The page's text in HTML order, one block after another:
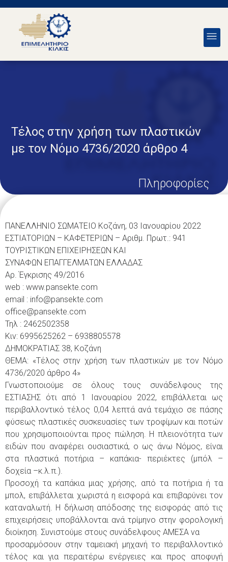
Τέλος στην χρήση των πλαστικών
με τον Νόμο 4736/2020 άρθρο 4
Πληροφορίες
ΠΑΝΕΛΛΗΝΙΟ ΣΩΜΑΤΕΙΟ Κοζάνη, 03 Ιανουαρίου 2022
ΕΣΤΙΑΤΟΡΙΩΝ – ΚΑΦΕΤΕΡΙΩΝ – Αριθμ. Πρωτ.: 941
ΤΟΥΡΙΣΤΙΚΩΝ ΕΠΙΧΕΙΡΗΣΕΩΝ ΚΑΙ
ΣΥΝΑΦΩΝ ΕΠΑΓΓΕΛΜΑΤΩΝ ΕΛΛΑΔΑΣ
Αρ. Έγκρισης 49/2016
web : www.pansekte.com
email : info@pansekte.com
office@pansekte.com
Τηλ : 2462502358
Κιν: 6995625262 – 6938805578
ΔΗΜΟΚΡΑΤΙΑΣ 38, Κοζάνη
ΘΕΜΑ: «Τέλος στην χρήση των πλαστικών με τον Νόμο
4736/2020 άρθρο 4»
Γνωστοποιούμε σε όλους τους συνάδελφους της
ΕΣΤΙΑΣΗΣ ότι από 1 Ιανουαρίου 2022, επιβάλλεται ως
περιβαλλοντικό τέλος 0,04 λεπτά ανά τεμάχιο σε πάσης
φύσεως πλαστικές συσκευασίες των τροφίμων και ποτών
που χρησιμοποιούνται προς πώληση. Η πλειονότητα των
ειδών που αναφέρει ουσιαστικά, ο ως άνω Νόμος, είναι
στα πλαστικά ποτήρια – καπάκια- περιέκτες (μπόλ –
δοχεία –κ.λ.π.).
Προσοχή τα καπάκια μιας χρήσης, από τα ποτήρια ή τα
μπολ, επιβάλλεται χωριστά η εισφορά και επιβαρύνει τον
καταναλωτή. Η δήλωση απόδοσης της εισφοράς από τις
επιχειρήσεις υποβάλλονται ανά τρίμηνο στην φορολογική
διοίκηση. Συνιστούμε στους συνάδελφους ΑΜΕΣΑ να
προσαρμόσουν στην ταμειακή μηχανή το περιβαλλοντικό
τέλος και για περαιτέρω ενέργειες και προς αποφυγή